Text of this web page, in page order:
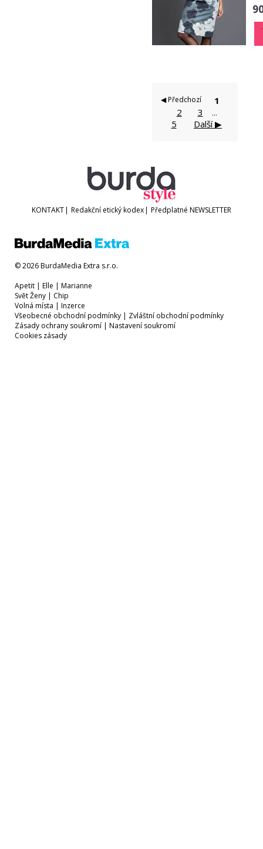
◀ Předchozí
1
2
3 ...
5 Další ▶
KONTAKT| Redakční etický kodex| Předplatné NEWSLETTER
© 2026 BurdaMedia Extra s.r.o.
Apetit | Elle | Marianne
Svět Ženy | Chip
Volná místa | Inzerce
Všeobecné obchodní podmínky | Zvláštní obchodní podmínky
Zásady ochrany soukromí | Nastavení soukromí
Cookies zásady